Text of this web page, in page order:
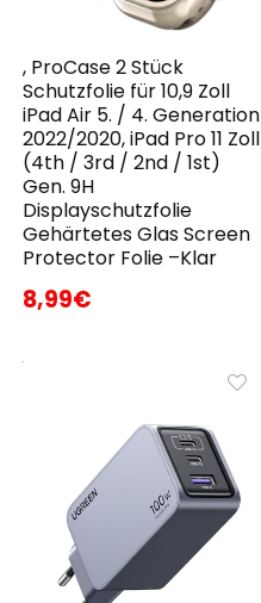
, ProCase 2 Stück
Schutzfolie für 10,9 Zoll
iPad Air 5. / 4. Generation
2022/2020, iPad Pro 11 Zoll
(4th / 3rd / 2nd / 1st)
Gen. 9H
Displayschutzfolie
Gehärtetes Glas Screen
Protector Folie –Klar
8,99€